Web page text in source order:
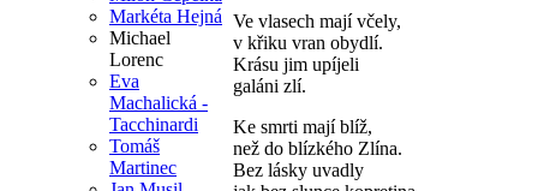
Markéta Hejná
Michael
Lorenc
Eva
Machalická -
Tacchinardi
Tomáš
Martinec
Ve vlasech mají včely,
v křiku vran obydlí.
Krásu jim upíjeli
galáni zlí.
Ke smrti mají blíž,
než do blízkého Zlína.
Bez lásky uvadly